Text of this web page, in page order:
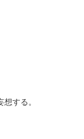
する。